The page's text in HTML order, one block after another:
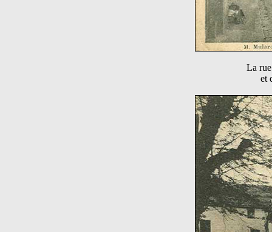
La
et